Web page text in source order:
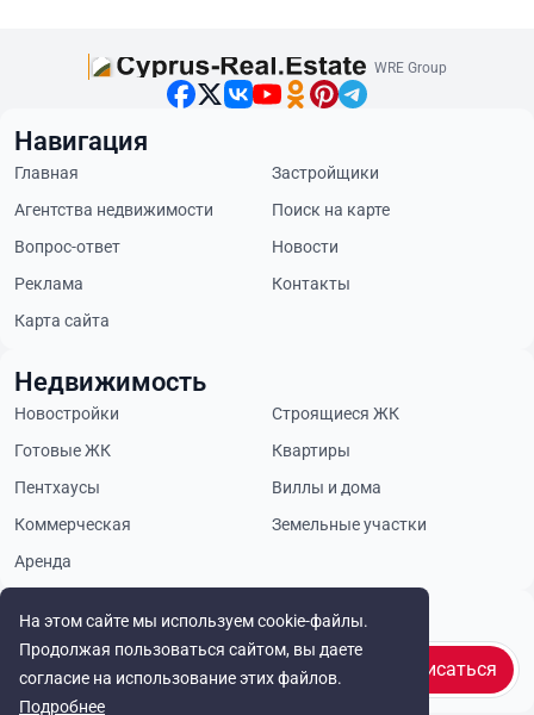
На этом сайте мы используем cookie-файлы.
Продолжая пользоваться сайтом, вы даете
согласие на использование этих файлов.
Подробнее
WRE Group
Будьте в курсе
Подписаться
Навигация
Главная
Застройщики
Агентства недвижимости
Поиск на карте
Вопрос-ответ
Новости
Реклама
Контакты
Карта сайта
Недвижимость
Новостройки
Строящиеся ЖК
Готовые ЖК
Квартиры
Пентхаусы
Виллы и дома
Коммерческая
Земельные участки
Аренда